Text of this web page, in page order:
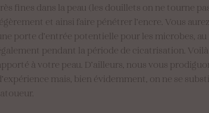
fines dans la peau (les douillets on ne tourne
légèrement et ainsi faire pénétrer l’encre. Vous
une porte d’entrée potentielle pour les microbes,
pendant la période de cicatrisation.
à votre peau. D’ailleurs, nous vous
mais, bien évidemment, on ne se